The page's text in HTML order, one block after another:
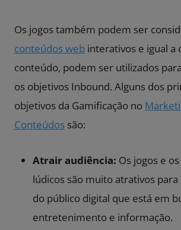
Os jogos também podem ser
conteúdos web interativos e igual a
conteúdo, podem ser utilizados
os objetivos Inbound. Alguns dos
objetivos da Gamificação no
Conteúdos são:
Atrair audiência: Os jogos e
lúdicos são muito atrativos
do público digital que está em
entretenimento e informação.